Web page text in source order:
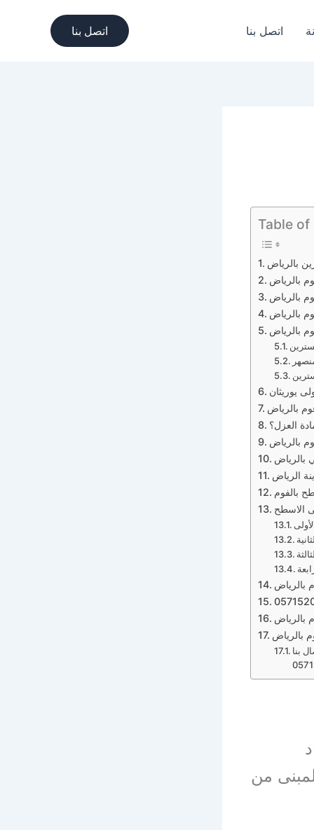
اتصل بنا اتصل بنا
Table
بالرياض
بالرياض
بالرياض
بالرياض
بالرياض
العزل؟
بالرياض
بالرياض
الرياض
بالفوم
بالرياض
بنا
من